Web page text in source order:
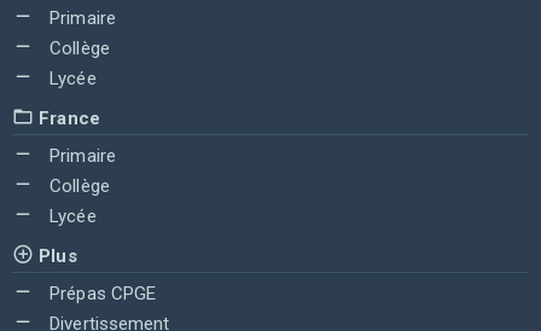
Primaire
Collège
Lycée
France
Primaire
Collège
Lycée
Plus
Prépas CPGE
Divertissement